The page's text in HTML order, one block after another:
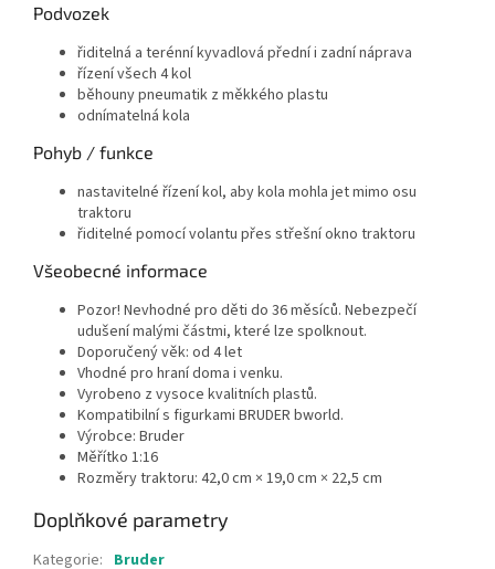
Podvozek
řiditelná a terénní kyvadlová přední i zadní náprava
řízení všech 4 kol
běhouny pneumatik z měkkého plastu
odnímatelná kola
Pohyb / funkce
nastavitelné řízení kol, aby kola mohla jet mimo osu
traktoru
řiditelné pomocí volantu přes střešní okno traktoru
Všeobecné informace
Pozor! Nevhodné pro děti do 36 měsíců. Nebezpečí
udušení malými částmi, které lze spolknout.
Doporučený věk: od 4 let
Vhodné pro hraní doma i venku.
Vyrobeno z vysoce kvalitních plastů.
Kompatibilní s figurkami BRUDER bworld.
Výrobce: Bruder
Měřítko 1:16
Rozměry traktoru: 42,0 cm × 19,0 cm × 22,5 cm
Doplňkové parametry
Kategorie: Bruder